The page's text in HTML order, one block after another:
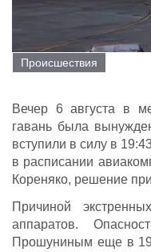
Происшествия
Вечер 6 августа в
гавань была
вступили в силу в
в расписании
Кореняко, решение
Причиной
аппаратов.
Прошуниным еще в